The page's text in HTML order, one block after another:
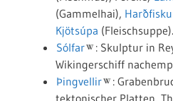
(Gammelhai),
Kjötsúpa (Fleischsuppe).
Sólfar
: Skulptur in
Wikingerschiff
Þingvellir
: